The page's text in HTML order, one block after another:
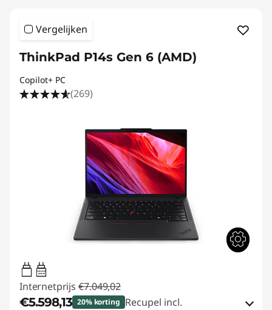
Vergelijken
ThinkPad P14s Gen 6 (AMD)
Copilot+ PC
(269)
65W-65W
USB PD
Internetprijs €7.049,02
€5.598,13 20% korting Recupel incl.